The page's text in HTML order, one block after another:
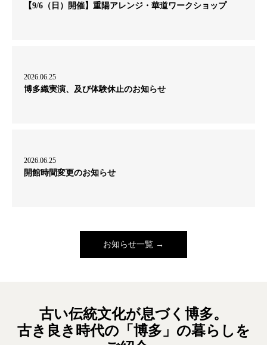
【9/6（日）開催】重陽アレンジ・華道ワークショップ
2026.06.25
博多織実演、及び体験休止のお知らせ
2026.06.25
開館時間変更のお知らせ
お知らせ一覧 →
古い伝統文化が息づく博多。
古き良き時代の「博多」の暮らしを